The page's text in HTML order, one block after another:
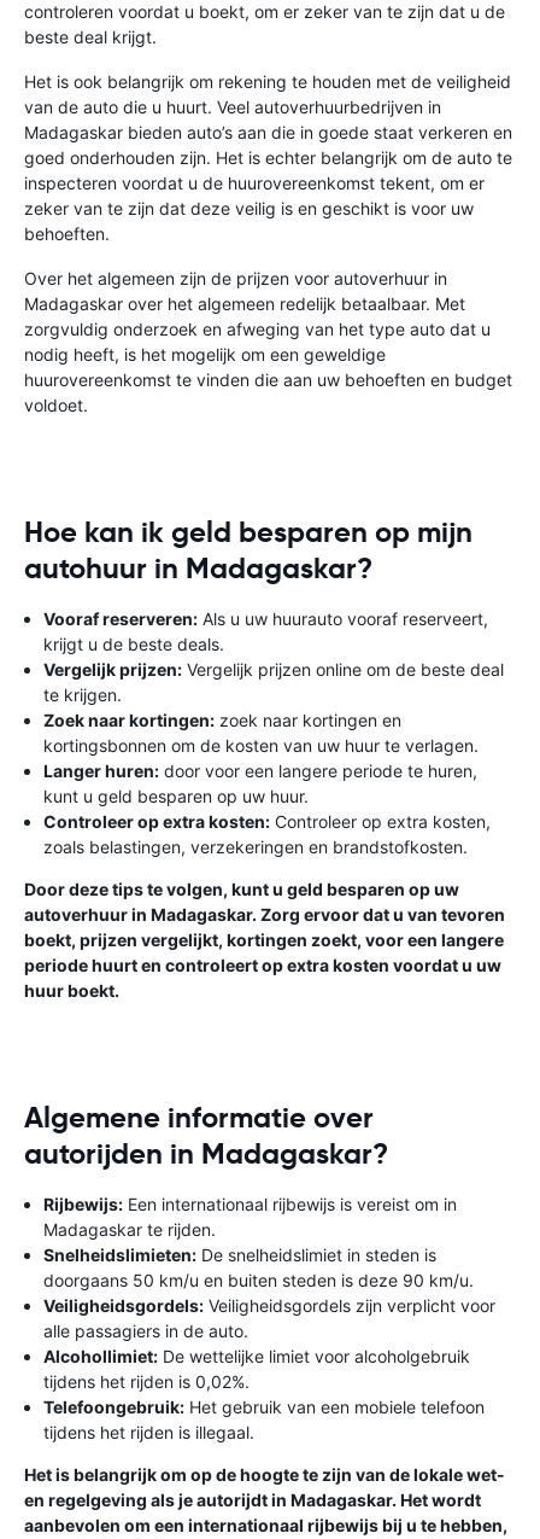
controleren voordat u boekt, om er zeker van te zijn dat u de
beste deal krijgt.
Het is ook belangrijk om rekening te houden met de veiligheid
van de auto die u huurt. Veel autoverhuurbedrijven in
Madagaskar bieden auto’s aan die in goede staat verkeren en
goed onderhouden zijn. Het is echter belangrijk om de auto te
inspecteren voordat u de huurovereenkomst tekent, om er
zeker van te zijn dat deze veilig is en geschikt is voor uw
behoeften.
Over het algemeen zijn de prijzen voor autoverhuur in
Madagaskar over het algemeen redelijk betaalbaar. Met
zorgvuldig onderzoek en afweging van het type auto dat u
nodig heeft, is het mogelijk om een ​​geweldige
huurovereenkomst te vinden die aan uw behoeften en budget
voldoet.
Hoe kan ik geld besparen op mijn
autohuur in Madagaskar?
Vooraf reserveren: Als u uw huurauto vooraf reserveert,
krijgt u de beste deals.
Vergelijk prijzen: Vergelijk prijzen online om de beste deal
te krijgen.
Zoek naar kortingen: zoek naar kortingen en
kortingsbonnen om de kosten van uw huur te verlagen.
Langer huren: door voor een langere periode te huren,
kunt u geld besparen op uw huur.
Controleer op extra kosten: Controleer op extra kosten,
zoals belastingen, verzekeringen en brandstofkosten.
Door deze tips te volgen, kunt u geld besparen op uw
autoverhuur in Madagaskar. Zorg ervoor dat u van tevoren
boekt, prijzen vergelijkt, kortingen zoekt, voor een langere
periode huurt en controleert op extra kosten voordat u uw
huur boekt.
Algemene informatie over
autorijden in Madagaskar?
Rijbewijs: Een internationaal rijbewijs is vereist om in
Madagaskar te rijden.
Snelheidslimieten: De snelheidslimiet in steden is
doorgaans 50 km/u en buiten steden is deze 90 km/u.
Veiligheidsgordels: Veiligheidsgordels zijn verplicht voor
alle passagiers in de auto.
Alcohollimiet: De wettelijke limiet voor alcoholgebruik
tijdens het rijden is 0,02%.
Telefoongebruik: Het gebruik van een mobiele telefoon
tijdens het rijden is illegaal.
Het is belangrijk om op de hoogte te zijn van de lokale wet-
en regelgeving als je autorijdt in Madagaskar. Het wordt
aanbevolen om een ​​internationaal rijbewijs bij u te hebben,